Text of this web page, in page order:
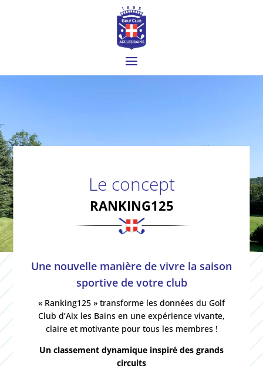
Le concept
RANKING125
Une nouvelle manière de vivre la saison
sportive de votre club
« Ranking125 » transforme les données du Golf
Club d’Aix les Bains en une expérience vivante,
claire et motivante pour tous les membres !
Un classement dynamique inspiré des grands
circuits